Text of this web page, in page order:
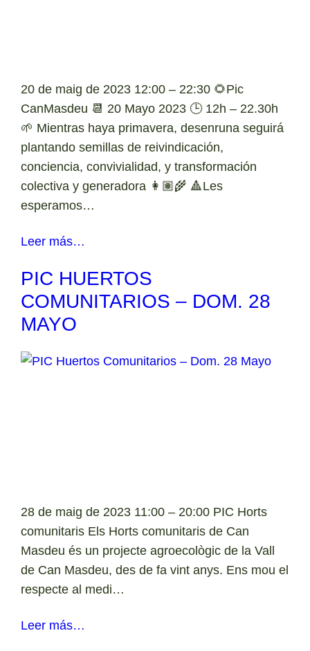
20 de maig de 2023 12:00 – 22:30 🌻Pic
CanMasdeu 📆 20 Mayo 2023 🕒 12h – 22.30h
🌱 Mientras haya primavera, desenruna seguirá
plantando semillas de reivindicación,
conciencia, convivialidad, y transformación
colectiva y generadora 👩🏽‍🌾 🔺Les
esperamos…
Leer más…
PIC HUERTOS
COMUNITARIOS – DOM. 28
MAYO
28 de maig de 2023 11:00 – 20:00 PIC Horts
comunitaris Els Horts comunitaris de Can
Masdeu és un projecte agroecològic de la Vall
de Can Masdeu, des de fa vint anys. Ens mou el
respecte al medi…
Leer más…